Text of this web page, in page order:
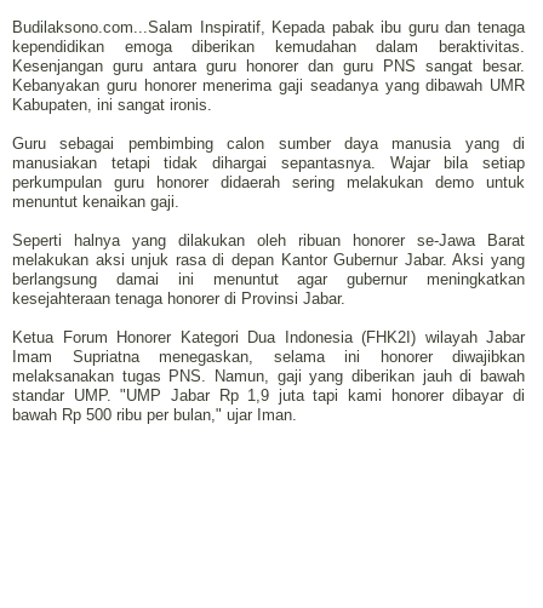
Budilaksono.com...Salam Inspiratif, Kepada pabak ibu guru dan tenaga
kependidikan emoga diberikan kemudahan dalam beraktivitas.
Kesenjangan guru antara guru honorer dan guru PNS sangat besar.
Kebanyakan guru honorer menerima gaji seadanya yang dibawah UMR
Kabupaten, ini sangat ironis.
Guru sebagai pembimbing calon sumber daya manusia yang di
manusiakan tetapi tidak dihargai sepantasnya. Wajar bila setiap
perkumpulan guru honorer didaerah sering melakukan demo untuk
menuntut kenaikan gaji.
Seperti halnya yang dilakukan oleh ribuan honorer se-Jawa Barat
melakukan aksi unjuk rasa di depan Kantor Gubernur Jabar. Aksi yang
berlangsung damai ini menuntut agar gubernur meningkatkan
kesejahteraan tenaga honorer di Provinsi Jabar.
Ketua Forum Honorer Kategori Dua Indonesia (FHK2I) wilayah Jabar
Imam Su‎priatna menegaskan, selama ini honorer diwajibkan
melaksanakan tugas PNS. Namun, gaji yang diberikan jauh di bawah
standar UMP. "UMP Jabar Rp 1,9 juta tapi kami honorer dibayar di
bawah Rp 500 ribu per bulan," ujar Iman.